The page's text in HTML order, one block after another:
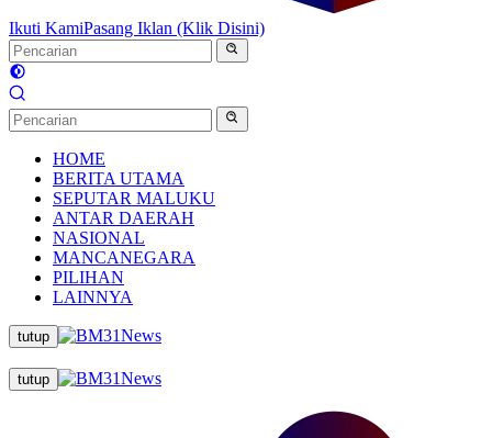
Ikuti KamiPasang Iklan (Klik Disini)
HOME
BERITA UTAMA
SEPUTAR MALUKU
ANTAR DAERAH
NASIONAL
MANCANEGARA
PILIHAN
LAINNYA
tutup
tutup